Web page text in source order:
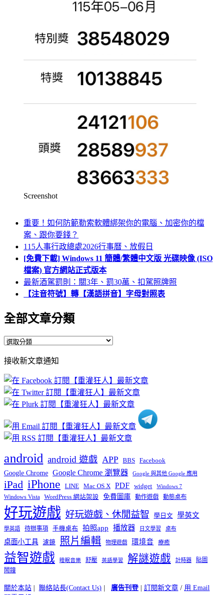
Screenshot
重要！如何防範勒索軟體綁架你的電腦、加密你的檔
案、跟你要錢？
115人事行政總處2026行事曆、放假日
[免費下載] Windows 11 簡體/繁體中文版 光碟映像 (ISO
檔案) 官方網站正式版本
最新酒駕罰則：關3年、罰30萬、扣駕照牌照
【注音符號】轉【漢語拼音】字母對照表
全部文章分類
全
文
章
分
類
接收新文章通知
android android 遊戲 APP BBS Facebook
Google Chrome Google Chrome 瀏覽器 Google 與其他 Google 應用
iPad iPhone LINE Mac OS X PDF widget Windows 7
Windows Vista WordPress 網站架設 免費圖庫 動作遊戲 動態桌布
好玩遊戲 好玩遊戲、休閒益智 學日文 學英文
學英語 待辦事項 手機桌布 拍照app 播放器 日文學習 桌布
桌面小工具 濾鏡 照片編輯 物理遊戲 環境音 療癒
益智遊戲 睡眠音樂 舒壓 英語學習 解謎遊戲 計時器
貼圖
鬧鐘
關於本站 聯絡站長(Contact Us) 廣告刊登| 訂閱新文章 / 用 Email